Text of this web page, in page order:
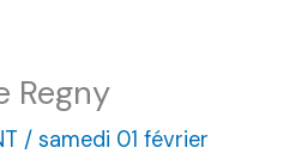
Regny
/ samedi 01 février